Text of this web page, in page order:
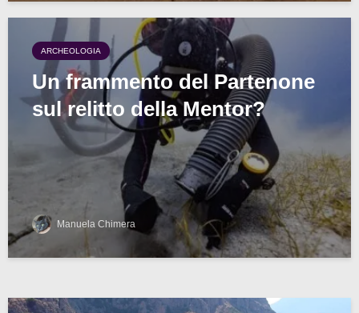
ARCHEOLOGIA
Un frammento del Partenone
sul relitto della Mentor?
Manuela Chimera